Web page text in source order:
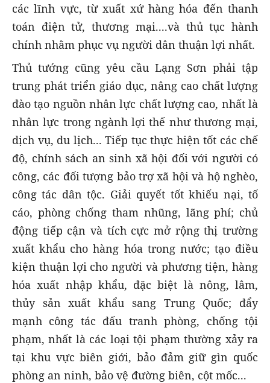
các lĩnh vực, từ xuất xứ hàng hóa đến thanh
toán điện tử, thương mại....và thủ tục hành
chính nhằm phục vụ người dân thuận lợi nhất.
Thủ tướng cũng yêu cầu Lạng Sơn phải tập
trung phát triển giáo dục, nâng cao chất lượng
đào tạo nguồn nhân lực chất lượng cao, nhất là
nhân lực trong ngành lợi thế như thương mại,
dịch vụ, du lịch... Tiếp tục thực hiện tốt các chế
độ, chính sách an sinh xã hội đối với người có
công, các đối tượng bảo trợ xã hội và hộ nghèo,
công tác dân tộc. Giải quyết tốt khiếu nại, tố
cáo, phòng chống tham nhũng, lãng phí; chủ
động tiếp cận và tích cực mở rộng thị trường
xuất khẩu cho hàng hóa trong nước; tạo điều
kiện thuận lợi cho người và phương tiện, hàng
hóa xuất nhập khẩu, đặc biệt là nông, lâm,
thủy sản xuất khẩu sang Trung Quốc; đẩy
mạnh công tác đấu tranh phòng, chống tội
phạm, nhất là các loại tội phạm thường xảy ra
tại khu vực biên giới, bảo đảm giữ gìn quốc
phòng an ninh, bảo vệ đường biên, cột mốc...